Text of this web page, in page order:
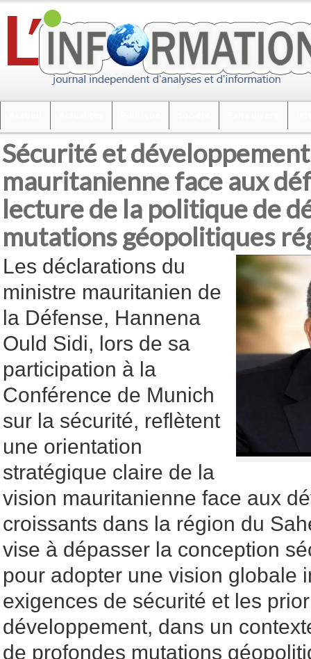
Sécurité et
mauritanienne face aux
lecture de la politique de
mutations géopolitiques
Les déclarations du
ministre mauritanien de
la Défense, Hannena
Ould Sidi, lors de sa
participation à la
Conférence de Munich
sur la sécurité, reflètent
une orientation
stratégique claire de la
vision mauritanienne face aux
croissants dans la région du
vise à dépasser la conception
pour adopter une vision globale
exigences de sécurité et les
développement, dans un
de profondes mutations